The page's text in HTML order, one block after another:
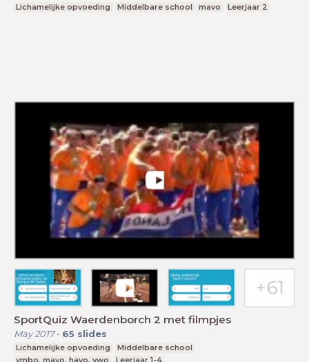
Lichamelijke opvoeding Middelbare school mavo Leerjaar 2
SportQuiz Waerdenborch 2 met filmpjes
May 2017- 65 slides
Lichamelijke opvoeding
Middelbare school